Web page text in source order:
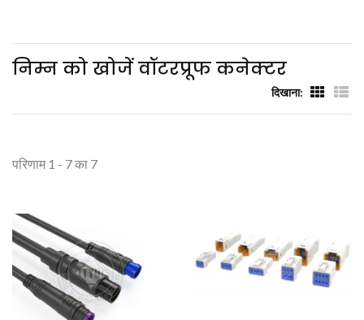
निम्न को खोजें वॉटरप्रूफ कनेक्टर
दिखाना:
परिणाम 1 - 7 का 7